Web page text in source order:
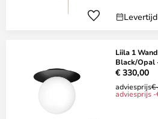
Liila 1
Black/Opal
€ 330,00
adviesprijs€
adviesprijs -